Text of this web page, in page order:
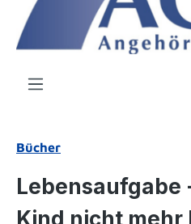
Bücher
Lebensaufgabe
Kind nicht mehr